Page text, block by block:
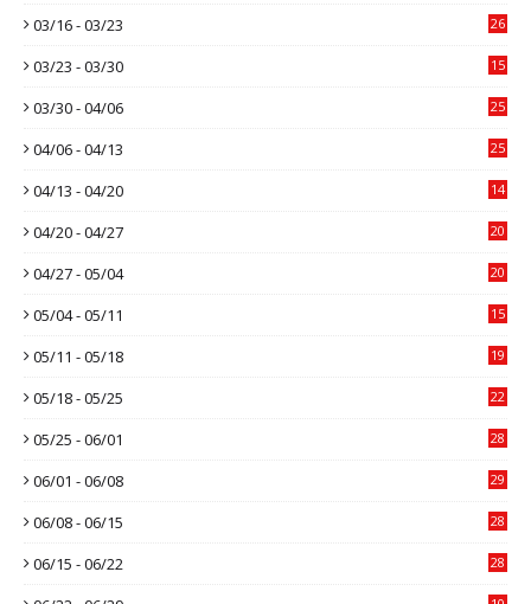
03/16 - 03/23 26
03/23 - 03/30 15
03/30 - 04/06 25
04/06 - 04/13 25
04/13 - 04/20 14
04/20 - 04/27 20
04/27 - 05/04 20
05/04 - 05/11 15
05/11 - 05/18 19
05/18 - 05/25 22
05/25 - 06/01 28
06/01 - 06/08 29
06/08 - 06/15 28
06/15 - 06/22 28